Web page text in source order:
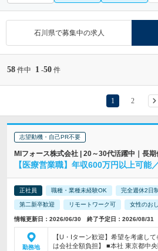
石川県で募集中の求人
58 件中 1 -50 件
1 2
志望動機・自己PR不要
MIフォース株式会社 | 20～30代活躍中｜長
【医療営業職】年収600万円以上可能
正社員 職種・業種未経験OK 完全週休2日制
第二新卒歓迎 リモートワーク可 女性のお
情報更新日：2026/06/30 終了予定日：2026/08/31
勤務地
【U・Iターン歓迎】希望を考慮し
は会社全額負担】 ■本社 東京都中